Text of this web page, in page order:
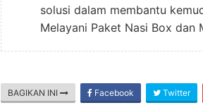
solusi dalam membantu
Melayani Paket Nasi Box dan
BAGIKAN INI Facebook Twitter